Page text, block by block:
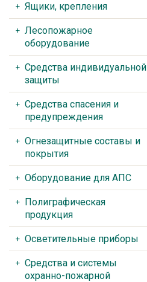
Ящики, крепления
Лесопожарное
оборудование
Средства индивидуальной
защиты
Средства спасения и
предупреждения
Огнезащитные составы и
покрытия
Оборудование для АПС
Полиграфическая
продукция
Осветительные приборы
Средства и системы
охранно-пожарной